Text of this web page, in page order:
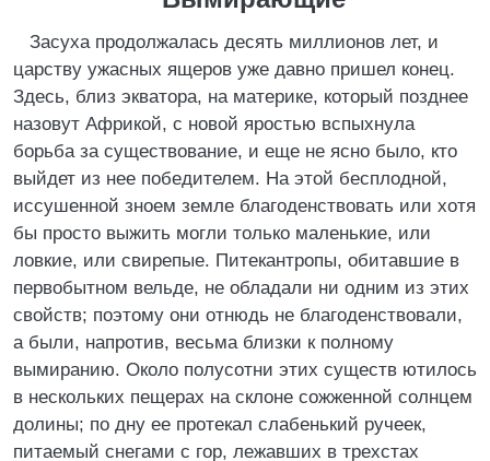
Засуха продолжалась десять миллионов лет, и
царству ужасных ящеров уже давно пришел конец.
Здесь, близ экватора, на материке, который позднее
назовут Африкой, с новой яростью вспыхнула
борьба за существование, и еще не ясно было, кто
выйдет из нее победителем. На этой бесплодной,
иссушенной зноем земле благоденствовать или хотя
бы просто выжить могли только маленькие, или
ловкие, или свирепые. Питекантропы, обитавшие в
первобытном вельде, не обладали ни одним из этих
свойств; поэтому они отнюдь не благоденствовали,
а были, напротив, весьма близки к полному
вымиранию. Около полусотни этих существ ютилось
в нескольких пещерах на склоне сожженной солнцем
долины; по дну ее протекал слабенький ручеек,
питаемый снегами с гор, лежавших в трехстах